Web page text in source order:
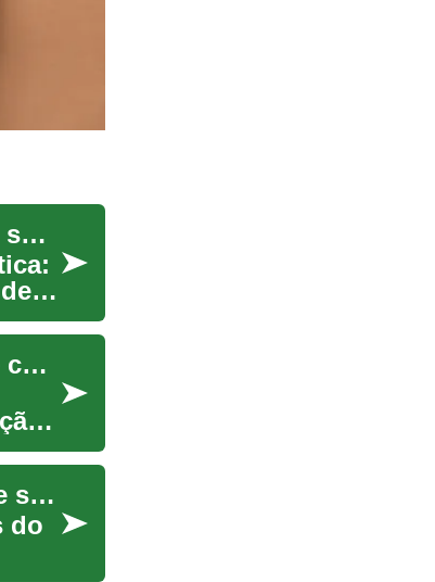
Roupa íntima feminina: guia sobre conforto, estilo e sustentabilidade
Roupa íntima feminina: guia prático sobre escolha e cuidados
Guia prático de roupas íntimas femininas: conforto e sustentabilidade
do